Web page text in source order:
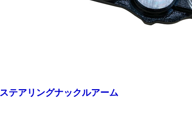
ステアリングナックルアーム